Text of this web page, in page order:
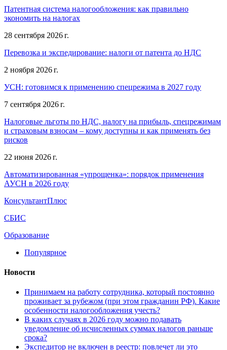
Патентная система налогообложения: как правильно
экономить на налогах
28 сентября 2026 г.
Перевозка и экспедирование: налоги от патента до НДС
2 ноября 2026 г.
УСН: готовимся к применению спецрежима в 2027 году
7 сентября 2026 г.
Налоговые льготы по НДС, налогу на прибыль, спецрежимам
и страховым взносам – кому доступны и как применять без
рисков
22 июня 2026 г.
Автоматизированная «упрощенка»: порядок применения
АУСН в 2026 году
КонсультантПлюс
СБИС
Образование
Популярное
Новости
Принимаем на работу сотрудника, который постоянно
проживает за рубежом (при этом гражданин РФ). Какие
особенности налогообложения учесть?
В каких случаях в 2026 году можно подавать
уведомление об исчисленных суммах налогов раньше
срока?
Экспедитор не включен в реестр: повлечет ли это